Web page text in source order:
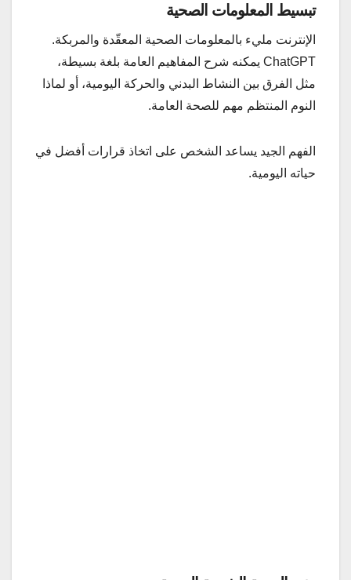
تبسيط المعلومات الصحية
الإنترنت مليء بالمعلومات الصحية المعقّدة والمربكة.
ChatGPT يمكنه شرح المفاهيم العامة بلغة بسيطة،
مثل الفرق بين النشاط البدني والحركة اليومية، أو لماذا
النوم المنتظم مهم للصحة العامة.
الفهم الجيد يساعد الشخص على اتخاذ قرارات أفضل في
حياته اليومية.